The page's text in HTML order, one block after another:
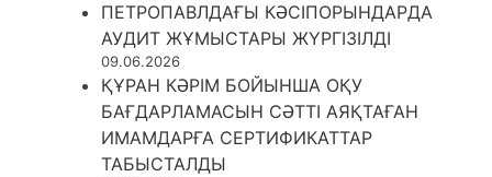
ПЕТРОПАВЛДАҒЫ КӘСІПОРЫНДАРДА
АУДИТ ЖҰМЫСТАРЫ ЖҮРГІЗІЛДІ
09.06.2026
ҚҰРАН КӘРІМ БОЙЫНША ОҚУ
БАҒДАРЛАМАСЫН СӘТТІ АЯҚТАҒАН
ИМАМДАРҒА СЕРТИФИКАТТАР
ТАБЫСТАЛДЫ